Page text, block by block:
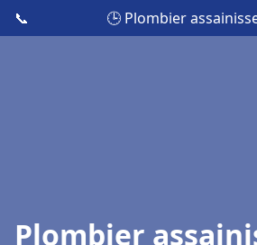
📞 🕒 Plombier
Plombier